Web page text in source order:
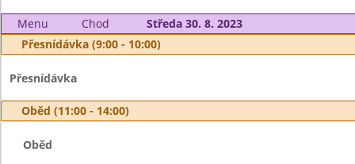
Menu Chod
Středa 30. 8. 2023
Přesnídávka (9:00 - 10:00)
Přesnídávka
Oběd (11:00 - 14:00)
Oběd